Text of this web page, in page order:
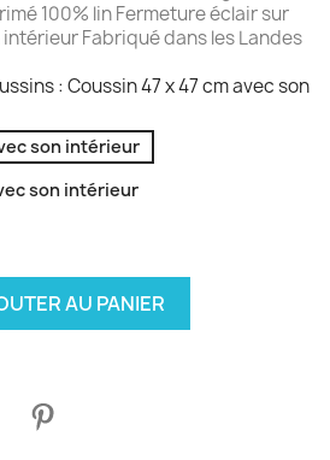
100% lin Fermeture éclair sur
Fabriqué dans les Landes
: Coussin 47 x 47 cm avec son
son intérieur
son intérieur
AU PANIER